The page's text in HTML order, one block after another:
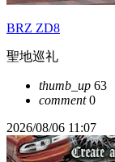
BRZ ZD8
聖地巡礼
thumb_up 63
comment0
2026/08/06 11:07